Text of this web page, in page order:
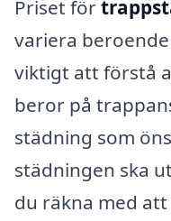
Priset för
variera
viktigt att förstå
beror på
städning som
städningen ska
du räkna med